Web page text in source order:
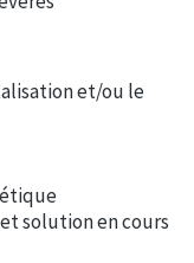
et/ou le
solution en cours